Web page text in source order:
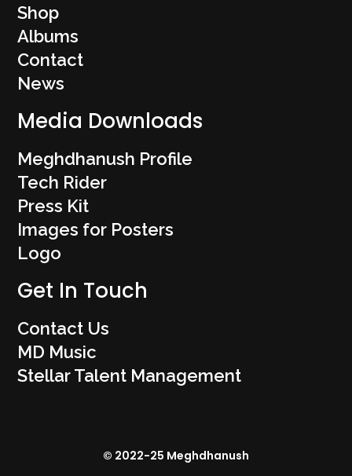
Shop
Albums
Contact
News
Media Downloads
Meghdhanush Profile
Tech Rider
Press Kit
Images for Posters
Logo
Get In Touch
Contact Us
MD Music
Stellar Talent Management
© 2022-25 Meghdhanush